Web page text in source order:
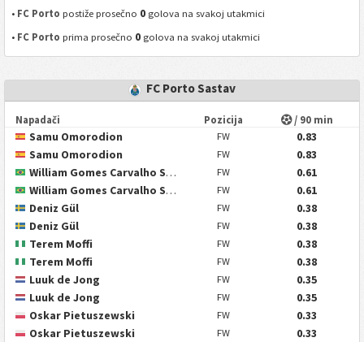
• FC Porto postiže prosečno 0 golova na svakoj utakmici
• FC Porto prima prosečno 0 golova na svakoj utakmici
FC Porto Sastav
Napadači Pozicija / 90 min
Samu Omorodion FW
0.83
Samu Omorodion
FW
0.83
William Gomes Carvalho Santos
FW
0.61
William Gomes Carvalho Santos
FW
0.61
Deniz Gül
FW
0.38
Deniz Gül
FW
0.38
Terem Moffi
FW
0.38
Terem Moffi
FW
0.38
Luuk de Jong
FW
0.35
Luuk de Jong
FW
0.35
Oskar Pietuszewski
FW
0.33
Oskar Pietuszewski
FW
0.33